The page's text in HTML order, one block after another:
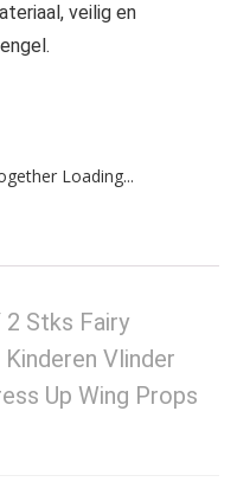
veilig en
Loading...
2 Stks Fairy
Vlinder
Up Wing Props